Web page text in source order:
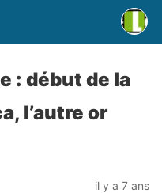
: début de la
l’autre or
il y a 7 ans